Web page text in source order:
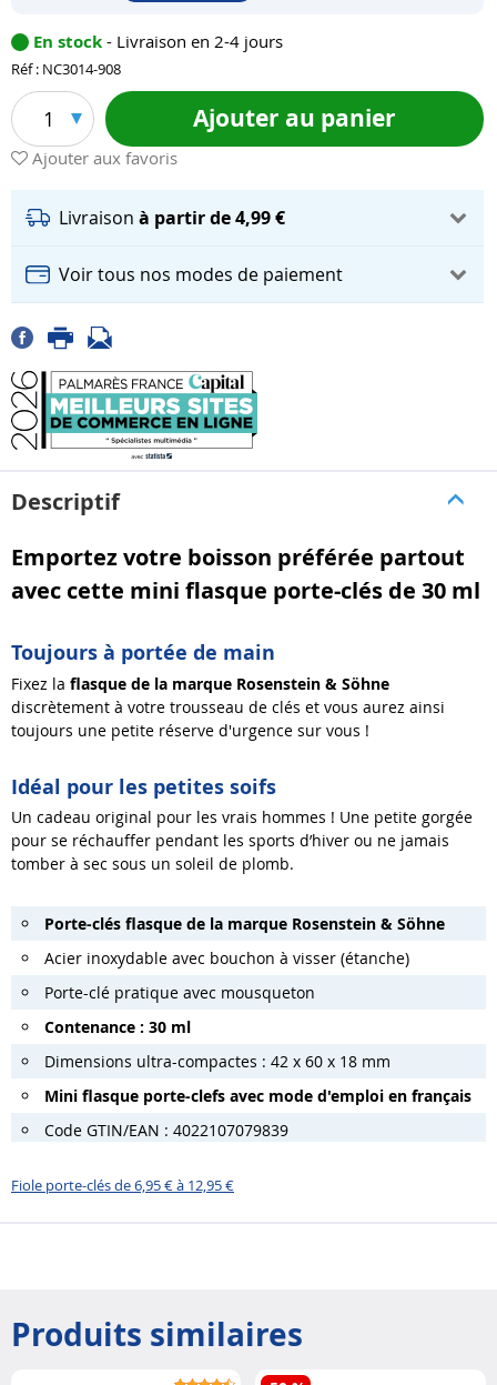
En stock - Livraison en 2-4 jours
Réf : NC3014-908
1 Ajouter au panier
Ajouter aux favoris
Livraison à partir de 4,99 €
Voir tous nos modes de paiement
Descriptif
Emportez votre boisson préférée partout
avec cette mini flasque porte-clés de 30 ml
Toujours à portée de main
Fixez la flasque de la marque Rosenstein & Söhne
discrètement à votre trousseau de clés et vous aurez ainsi
toujours une petite réserve d'urgence sur vous !
Idéal pour les petites soifs
Un cadeau original pour les vrais hommes ! Une petite gorgée
pour se réchauffer pendant les sports d’hiver ou ne jamais
tomber à sec sous un soleil de plomb.
Porte-clés flasque de la marque Rosenstein & Söhne
Acier inoxydable avec bouchon à visser (étanche)
Porte-clé pratique avec mousqueton
Contenance : 30 ml
Dimensions ultra-compactes : 42 x 60 x 18 mm
Mini flasque porte-clefs avec mode d'emploi en français
Code GTIN/EAN : 4022107079839
Fiole porte-clés de 6,95 € à 12,95 €
Produits similaires